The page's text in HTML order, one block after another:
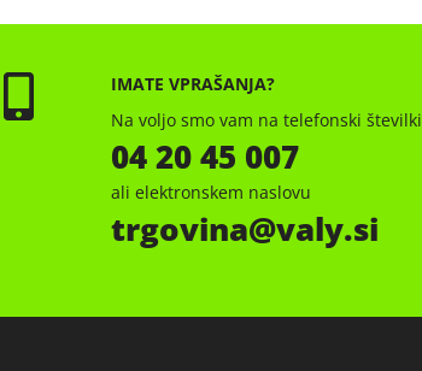
IMATE VPRAŠANJA?
Na voljo smo vam na telefonski številki
04 20 45 007
ali elektronskem naslovu
trgovina valy.si